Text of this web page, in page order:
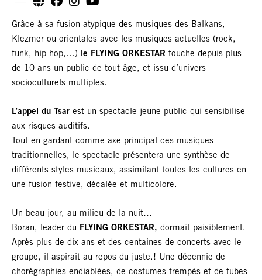
Grâce à sa fusion atypique des musiques des Balkans,
Klezmer ou orientales avec les musiques actuelles (rock,
funk, hip-hop,…) le FLYING ORKESTAR touche depuis plus
de 10 ans un public de tout âge, et issu d’univers
socioculturels multiples.
L’appel du Tsar est un spectacle jeune public qui sensibilise
aux risques auditifs.
Tout en gardant comme axe principal ces musiques
traditionnelles, le spectacle présentera une synthèse de
différents styles musicaux, assimilant toutes les cultures en
une fusion festive, décalée et multicolore.
Un beau jour, au milieu de la nuit…
Boran, leader du FLYING ORKESTAR, dormait paisiblement.
Après plus de dix ans et des centaines de concerts avec le
groupe, il aspirait au repos du juste.! Une décennie de
chorégraphies endiablées, de costumes trempés et de tubes